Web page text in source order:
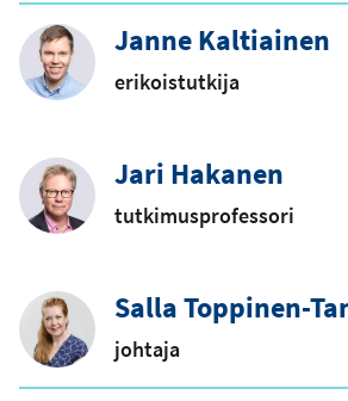
Janne Kaltiainen
erikoistutkija
Jari Hakanen
tutkimusprofessori
Salla Toppinen-
johtaja